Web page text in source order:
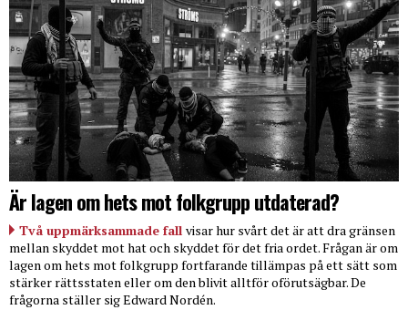
Är lagen om hets mot folkgrupp utdaterad?
Två uppmärksammade fall visar hur svårt det är att dra gränsen
mellan skyddet mot hat och skyddet för det fria ordet. Frågan är om
lagen om hets mot folkgrupp fortfarande tillämpas på ett sätt som
stärker rättsstaten eller om den blivit alltför oförutsägbar. De
frågorna ställer sig Edward Nordén.